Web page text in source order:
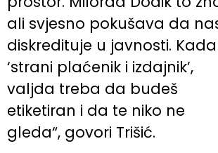
ali svjesno pokušava da
diskredituje u javnosti. Kada
‘strani plaćenik i izdajnik’,
valjda treba da budeš
etiketiran i da te niko ne
gleda“, govori Trišić.